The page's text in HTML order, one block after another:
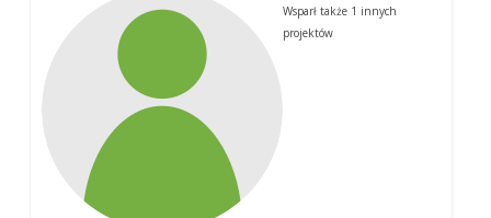
Wsparł także 1 innych
projektów